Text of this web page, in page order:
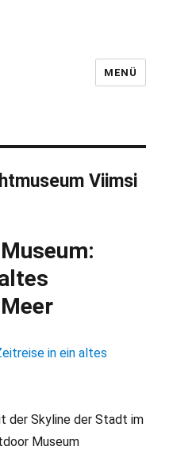
MENÜ
Viimsi
der Skyline der Stadt im
Museum